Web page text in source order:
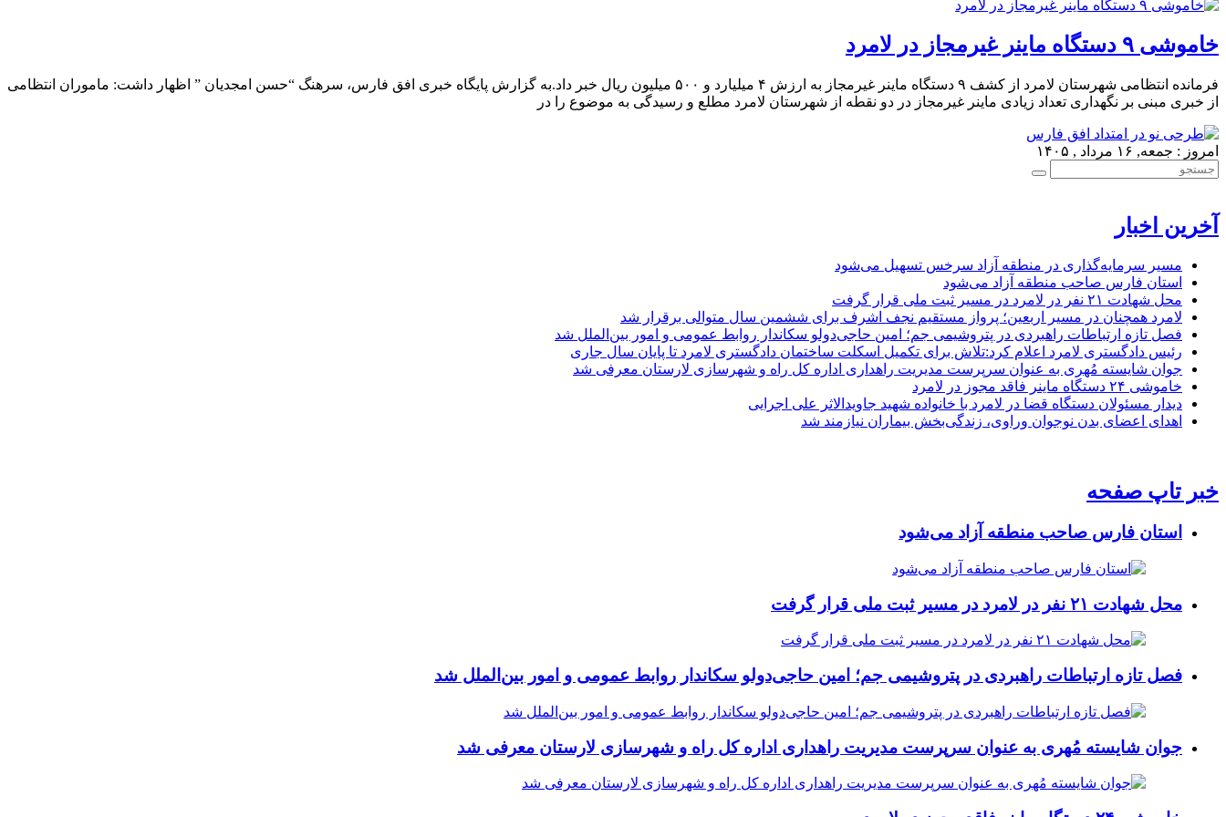
خاموشی ۹ دستگاه ماینر غیرمجاز در لامرد
فرمانده انتظامی شهرستان لامرد از کشف ۹ دستگاه ماینر غیرمجاز به ارزش ۴ میلیارد و ۵۰۰ میلیون ریال خبر داد.به گزارش پایگاه خبری افق فارس، سرهنگ “حسن امجدیان ” اظهار داشت: ماموران انتظامی
از خبری مبنی بر نگهداری تعداد زیادی ماینر غیرمجاز در دو نقطه از شهرستان لامرد مطلع و رسیدگی به موضوع را در
امروز : جمعه, ۱۶ مرداد , ۱۴۰۵
آخرین اخبار
مسیر سرمایه‌گذاری در منطقه آزاد سرخس تسهیل می‌شود
استان فارس صاحب منطقه آزاد می‌شود
محل شهادت ۲۱ نفر در لامرد در مسیر ثبت ملی قرار گرفت
لامرد همچنان در مسیر اربعین؛ پرواز مستقیم نجف اشرف برای ششمین سال متوالی برقرار شد
فصل تازه ارتباطات راهبردی در پتروشیمی جم؛ امین حاجی‌دولو سکاندار روابط عمومی و امور بین‌الملل شد
رئیس دادگستری لامرد اعلام کرد:تلاش برای تکمیل اسکلت ساختمان دادگستری لامرد تا پایان سال جاری
جوان شایسته مُهری به عنوان سرپرست مدیریت راهداری اداره کل راه و شهرسازی لارستان معرفی شد
خاموشی ۲۴ دستگاه ماینر فاقد مجوز در لامرد
دیدار مسئولان دستگاه قضا در لامرد با خانواده شهید جاویدالاثر علی اجرایی
اهدای اعضای بدن نوجوان وراوی، زندگی‌بخش بیماران نیازمند شد
خبر تاپ صفحه
استان فارس صاحب منطقه آزاد می‌شود
محل شهادت ۲۱ نفر در لامرد در مسیر ثبت ملی قرار گرفت
فصل تازه ارتباطات راهبردی در پتروشیمی جم؛ امین حاجی‌دولو سکاندار روابط عمومی و امور بین‌الملل شد
جوان شایسته مُهری به عنوان سرپرست مدیریت راهداری اداره کل راه و شهرسازی لارستان معرفی شد